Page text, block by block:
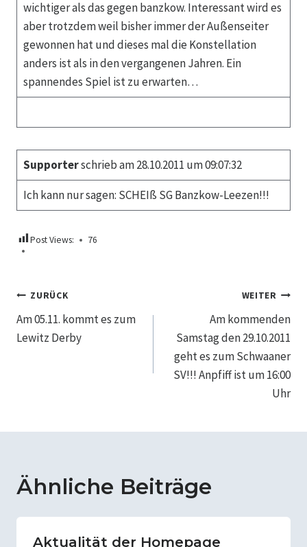
wichtiger als das gegen banzkow. Interessant wird es
aber trotzdem weil bisher immer der Außenseiter
gewonnen hat und dieses mal die Konstellation
anders ist als in den vergangenen Jahren. Ein
spannendes Spiel ist zu erwarten…
Supporterschrieb am 28.10.2011 um 09:07:32
Ich kann nur sagen: SCHEIß SG Banzkow-Leezen!!!
Post Views: 76
Beitragsnavigation
ZURÜCK
Am 05.11. kommt es zum
Lewitz Derby
WEITER
Am kommenden
Samstag den 29.10.2011
geht es zum Schwaaner
SV!!! Anpfiff ist um 16:00
Uhr
Ähnliche Beiträge
Aktualität der Homepage